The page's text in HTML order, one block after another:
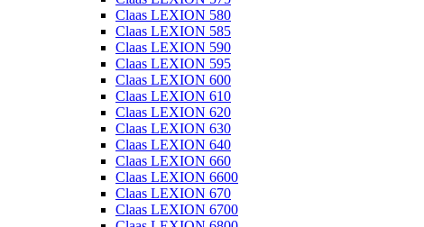
Claas LEXION 580
Claas LEXION 585
Claas LEXION 590
Claas LEXION 595
Claas LEXION 600
Claas LEXION 610
Claas LEXION 620
Claas LEXION 630
Claas LEXION 640
Claas LEXION 660
Claas LEXION 6600
Claas LEXION 670
Claas LEXION 6700